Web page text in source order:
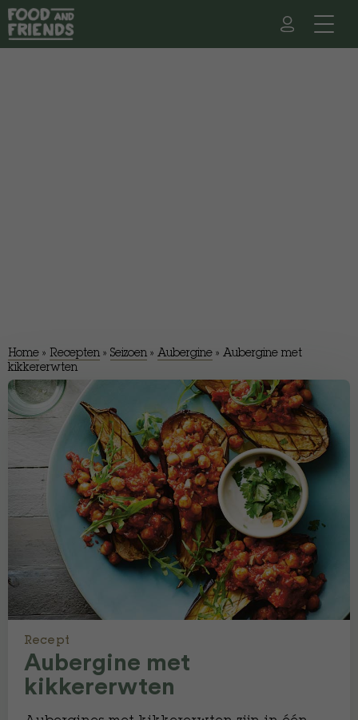
Home » Recepten » Seizoen » Aubergine » Aubergine met
kikkererwten
Recept
Aubergine met
kikkererwten